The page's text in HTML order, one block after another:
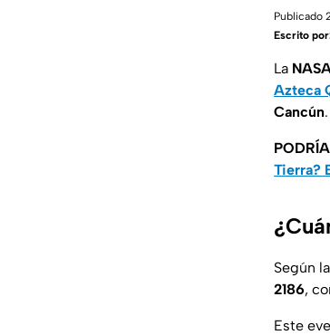
Publicado
Escrito
La
Azteca
Cancún.
Tierra?
Según
2186,
Este